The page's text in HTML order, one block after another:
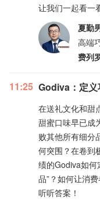
让我们一起看一
夏勤
高端
费列
11:25 Godiva：定义
在送礼文化和甜
甜蜜口味早已成
败其他所有细分
何突围？在卷到
绩的Godiva如何
品”？如何让消
听听答案！